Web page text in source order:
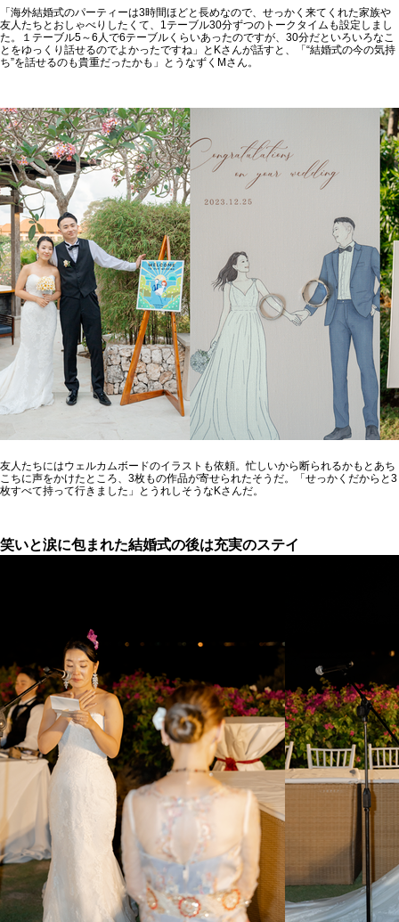
「海外結婚式のパーティーは3時間ほどと長めなので、せっかく来てくれた家族や
友人たちとおしゃべりしたくて、1テーブル30分ずつのトークタイムも設定しまし
た。１テーブル5～6人で6テーブルくらいあったのですが、30分だといろいろなこ
とをゆっくり話せるのでよかったですね」とKさんが話すと、「“結婚式の今の気持
ち”を話せるのも貴重だったかも」とうなずくMさん。
友人たちにはウェルカムボードのイラストも依頼。忙しいから断られるかもとあち
こちに声をかけたところ、3枚もの作品が寄せられたそうだ。「せっかくだからと3
枚すべて持って行きました」とうれしそうなKさんだ。
笑いと涙に包まれた結婚式の後は充実のステイ